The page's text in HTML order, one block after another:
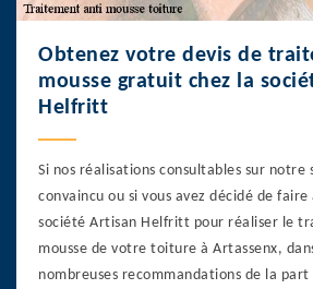
Obtenez votre devis de
mousse gratuit chez la
Helfritt
Si nos réalisations consultables sur notre
convaincu ou si vous avez décidé de
société Artisan Helfritt pour réaliser le
mousse de votre toiture à Artassenx,
nombreuses recommandations de la